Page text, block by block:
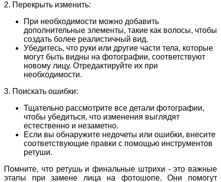
2. Перекрыть изменить:
При необходимости можно добавить
дополнительные элементы, такие как волосы, чтобы
создать более реалистичный вид.
Убедитесь, что руки или другие части тела, которые
могут быть видны на фотографии, соответствуют
новому лицу. Отредактируйте их при
необходимости.
3. Поискать ошибки:
Тщательно рассмотрите все детали фотографии,
чтобы убедиться, что изменения выглядят
естественно и незаметно.
Если вы обнаружите недочеты или ошибки, внесите
соответствующие правки с помощью инструментов
ретуши.
Помните, что ретушь и финальные штрихи - это важные
этапы при замене лица на фотошопе. Они помогут